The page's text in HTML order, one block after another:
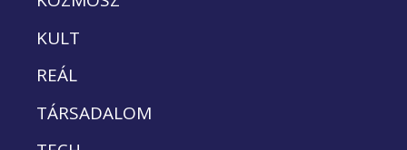
KULT
REÁL
TÁRSADALOM